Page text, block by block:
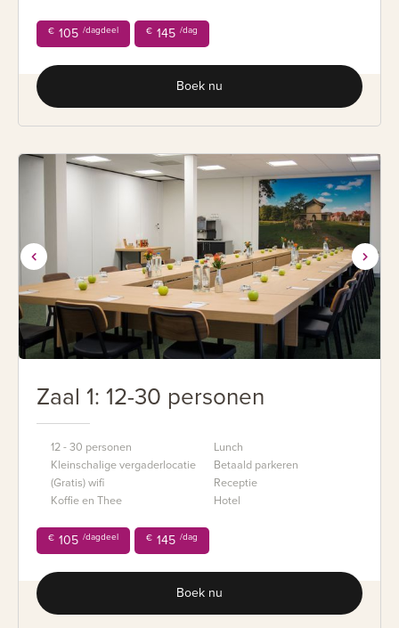
€ 105 /dagdeel € 145 /dag
Boek nu
Zaal 1: 12-30 personen
12 - 30 personen
Kleinschalige vergaderlocatie
(Gratis) wifi
Koffie en Thee
Lunch
Betaald parkeren
Receptie
Hotel
€ 105 /dagdeel € 145 /dag
Boek nu